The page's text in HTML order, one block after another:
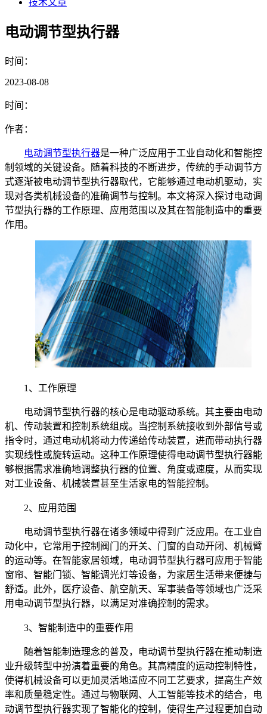
电动调节型执行器
时间：
2023-08-08
时间：
作者：
电动调节型执行器是一种广泛应用于工业自动化和智能控
制领域的关键设备。随着科技的不断进步，传统的手动调节方
式逐渐被电动调节型执行器取代，它能够通过电动机驱动，实
现对各类机械设备的准确调节与控制。本文将深入探讨电动调
节型执行器的工作原理、应用范围以及其在智能制造中的重要
作用。
1、工作原理
电动调节型执行器的核心是电动驱动系统。其主要由电动
机、传动装置和控制系统组成。当控制系统接收到外部信号或
指令时，通过电动机将动力传递给传动装置，进而带动执行器
实现线性或旋转运动。这种工作原理使得电动调节型执行器能
够根据需求准确地调整执行器的位置、角度或速度，从而实现
对工业设备、机械装置甚至生活家电的智能控制。
2、应用范围
电动调节型执行器在诸多领域中得到广泛应用。在工业自
动化中，它常用于控制阀门的开关、门窗的自动开闭、机械臂
的运动等。在智能家居领域，电动调节型执行器可应用于智能
窗帘、智能门锁、智能调光灯等设备，为家居生活带来便捷与
舒适。此外，医疗设备、航空航天、军事装备等领域也广泛采
用电动调节型执行器，以满足对准确控制的需求。
3、智能制造中的重要作用
随着智能制造理念的普及，电动调节型执行器在推动制造
业升级转型中扮演着重要的角色。其高精度的运动控制特性，
使得机械设备可以更加灵活地适应不同工艺要求，提高生产效
率和质量稳定性。通过与物联网、人工智能等技术的结合，电
动调节型执行器实现了智能化的控制，使得生产过程更加自动